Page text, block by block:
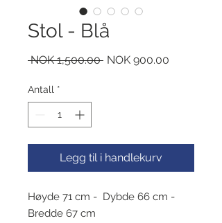
Stol - Blå
NOK 1,500.00 Vanlig
NOK 900.00
Antall *
Legg til i handlekurv
Høyde 71 cm -  Dybde 66 cm -
Bredde 67 cm